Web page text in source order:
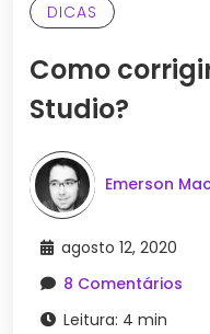
DICAS
Como
Studio?
Emerson
agosto 12, 2020
8 Comentários
Leitura: 4 min